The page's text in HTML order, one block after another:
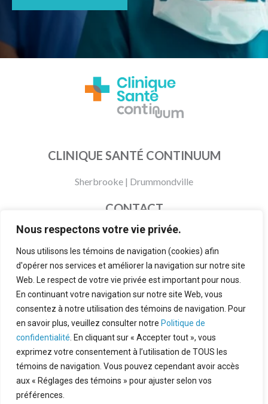
Nous respectons votre vie privée.
Nous utilisons les témoins de navigation (cookies) afin
d'opérer nos services et améliorer la navigation sur notre site
Web. Le respect de votre vie privée est important pour nous.
En continuant votre navigation sur notre site Web, vous
consentez à notre utilisation des témoins de navigation. Pour
en savoir plus, veuillez consulter notre Politique de
confidentialité . En cliquant sur « Accepter tout », vous
exprimez votre consentement à l’utilisation de TOUS les
témoins de navigation. Vous pouvez cependant avoir accès
aux « Réglages des témoins » pour ajuster selon vos
préférences.
CLINIQUE SANTÉ CONTINUUM
Sherbrooke | Drummondville
CONTACT
873 200-0905
info@cliniquesantecontinuum.com
Politiques et modalités
À propos
FAQ
© 2026 Clinique Santé Continuum